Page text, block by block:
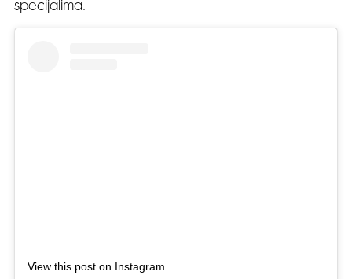
specijalima.
View this post on Instagram